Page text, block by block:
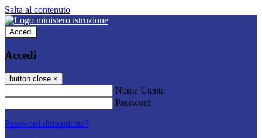
Salta al contenuto
Accedi
Accedi
button close ×
Nome Utente
Password
Password dimenticata?